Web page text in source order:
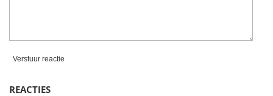
Verstuur reactie
REACTIES